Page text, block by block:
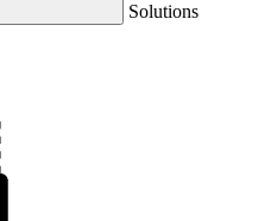
Solutions